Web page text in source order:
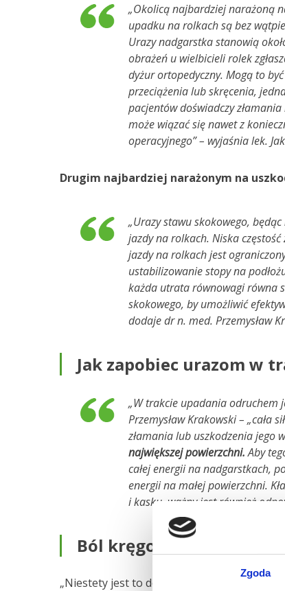
Zgoda
„Okolicą najbardziej narażoną
upadku na rolkach są bez
Urazy nadgarstka stanowią
obrażeń u wielbicieli rolek
dyżur ortopedyczny. Mogą to
przeciążenia lub skręcenia,
pacjentów doświadczy
może wiązać się nawet z
operacyjnego” – wyjaśnia lek.
Drugim najbardziej narażonym na
„Urazy stawu skokowego,
jazdy na rolkach. Niska
jazdy na rolkach jest
ustabilizowanie stopy na
każda utrata równowagi równa
skokowego, by umożliwić
dodaje dr n. med. Przemysław
Jak zapobiec urazom w
„W trakcie upadania odruchem
Przemysław Krakowski – „cała
złamania lub uszkodzenia jego
największej powierzchni.Aby
całej energii na nadgarstkach,
energii na małej powierzchni.
i kasku, ważny jest również
Ból kręgosłupa po
„Niestety jest to dość częste zjawisko,